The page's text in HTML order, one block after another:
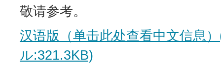
敬请参考。
汉语版（单击此处查看中文信息
ル:321.3KB)